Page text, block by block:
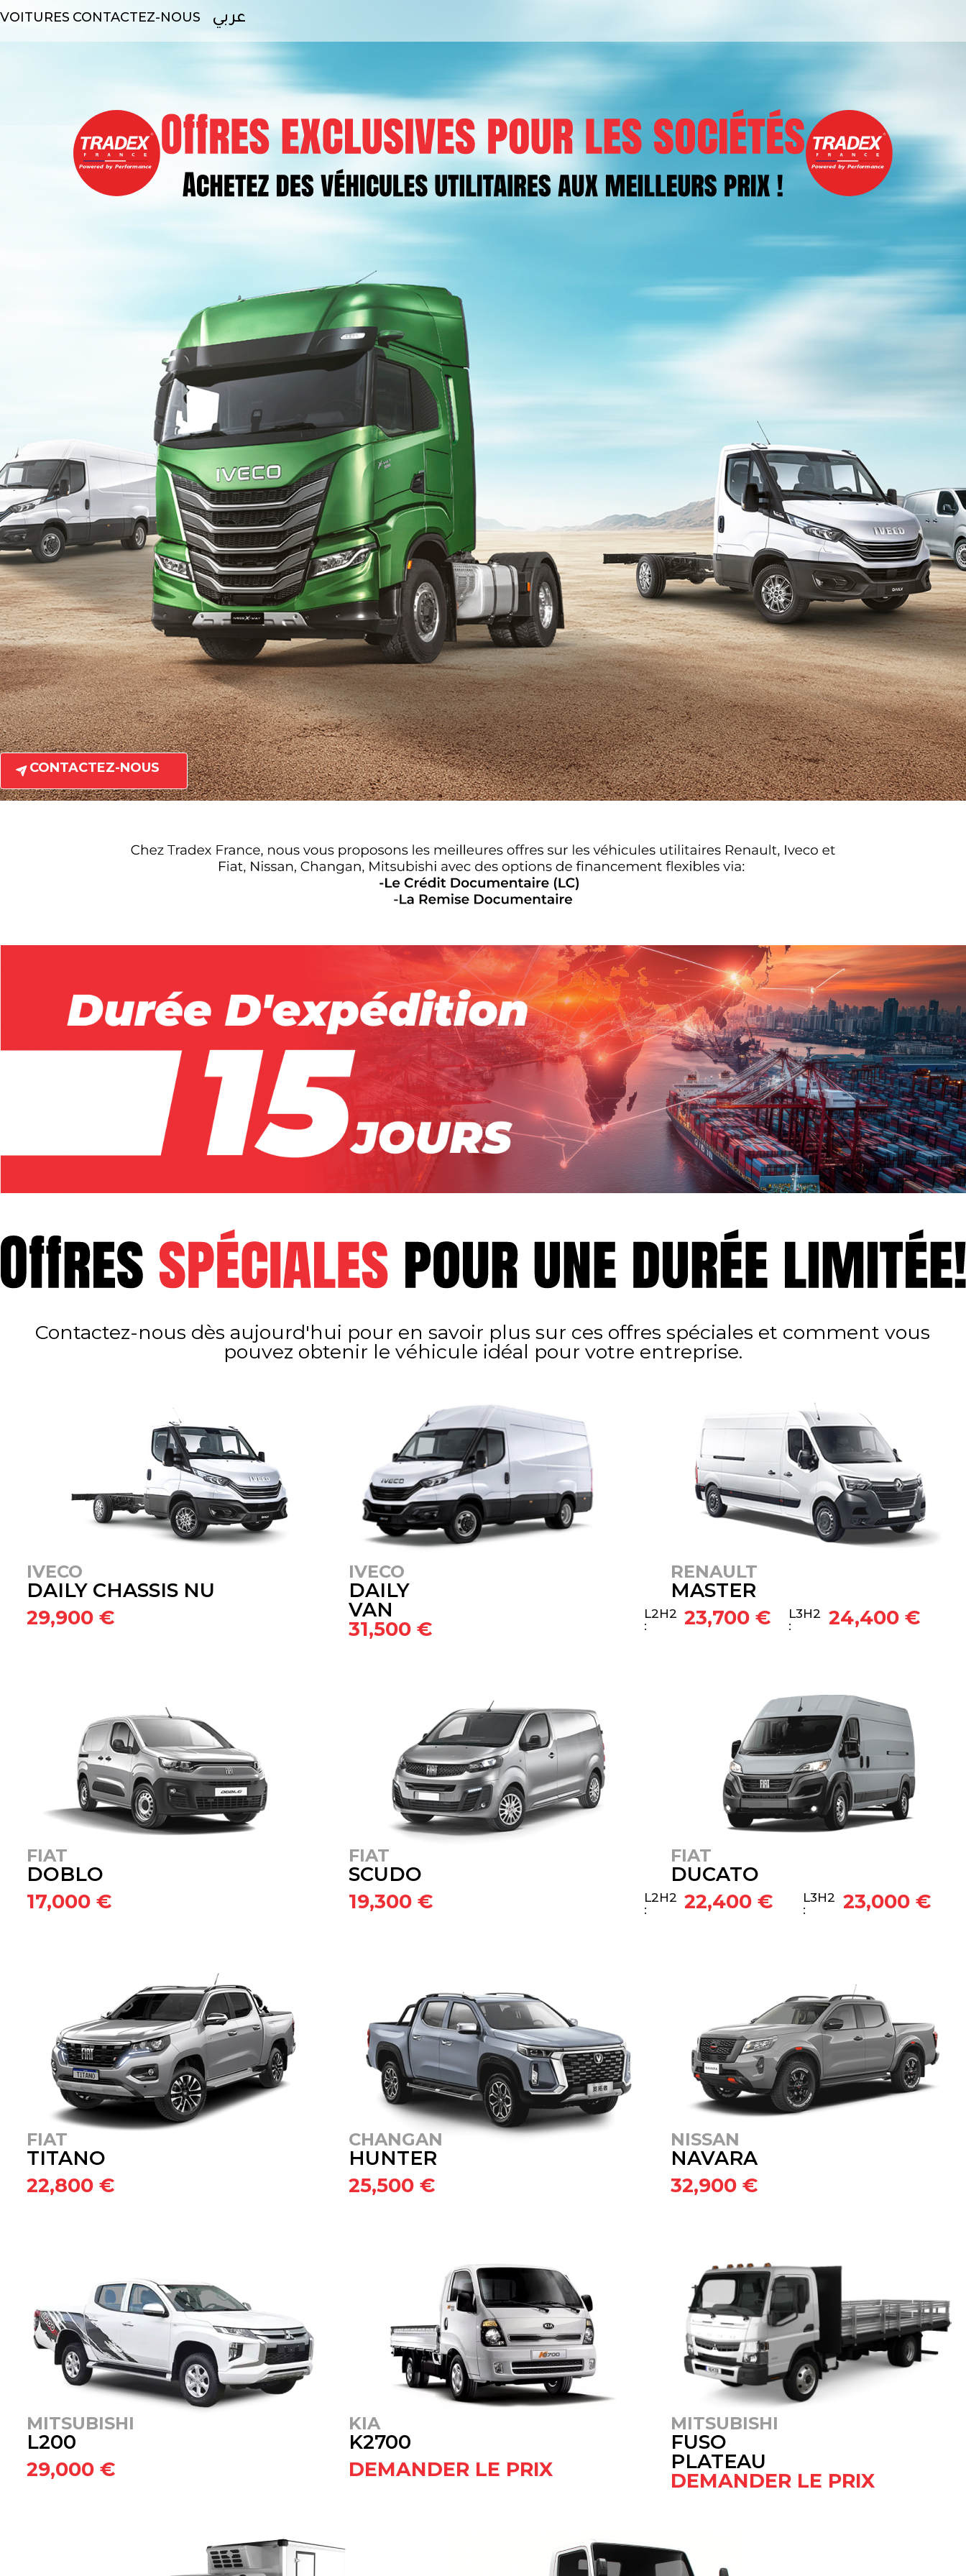
VOITURES CONTACTEZ-NOUS عربي
CONTACTEZ-NOUS
Contactez-nous dès aujourd'hui pour en savoir plus sur ces offres spéciales et comment vous
pouvez obtenir le véhicule idéal pour votre entreprise.
IVECO
DAILY CHASSIS NU
29,900 €
FIAT
DOBLO
17,000 €
FIAT
TITANO
22,800 €
MITSUBISHI
L200
29,000 €
IVECO
DAILY
VAN
31,500 €
FIAT
SCUDO
19,300 €
CHANGAN
HUNTER
25,500 €
KIA
K2700
DEMANDER LE PRIX​
RENAULT
MASTER
L2H2
:
23,700 €
L3H2
:
24,400 €
FIAT
DUCATO
L2H2
:
22,400 €
L3H2
:
23,000 €
NISSAN
NAVARA
32,900 €
MITSUBISHI
FUSO
PLATEAU
DEMANDER LE PRIX​